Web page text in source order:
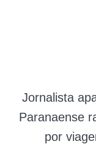
Jornalista
Paranaense
por